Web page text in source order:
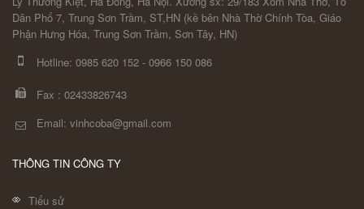
Dân Phố 7, Trung Sơn Trầm, ST,HN (kề bên Nhà Thờ Chính Tòa, Giáo
Phận Hưng Hóa, Trung Sơn Trầm, Sơn Tây, HN)
Hotline: 0985 620 152 - 0966 150 086
Fax : 02433826743
Email: vinhcoba@gmail.com
THÔNG TIN CÔNG TY
Tiểu sử